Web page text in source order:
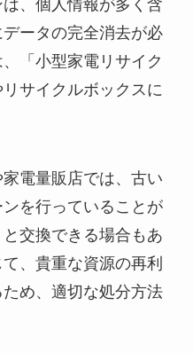
、個人情報が多く含
ータの完全消去が必
「小型家電リサイク
サイクルボックスに
電量販店では、古い
を行っていることが
交換できる場合もあ
、貴重な資源の再利
め、適切な処分方法